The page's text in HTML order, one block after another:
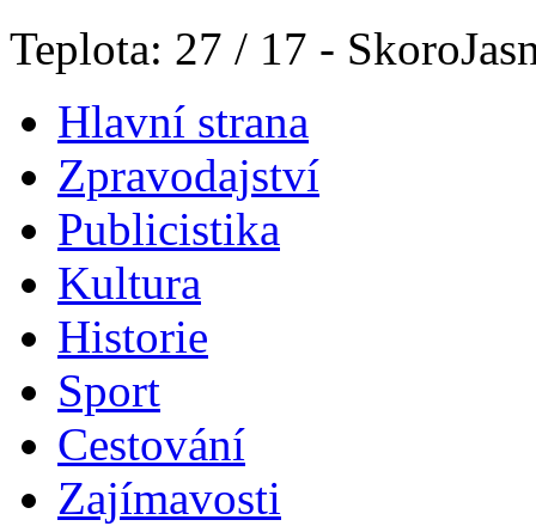
Teplota: 27 / 17 -
Hlavní strana
Zpravodajství
Publicistika
Kultura
Historie
Sport
Cestování
Zajímavosti